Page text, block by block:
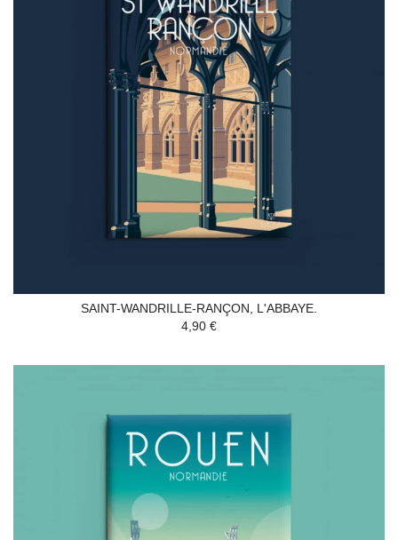
SAINT-WANDRILLE-RANÇON, L'ABBAYE.
4,90 €